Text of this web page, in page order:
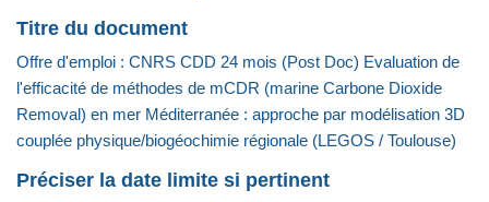
Titre du document
Offre d'emploi : CNRS CDD 24 mois (Post Doc) Evaluation de
l'efficacité de méthodes de mCDR (marine Carbone Dioxide
Removal) en mer Méditerranée : approche par modélisation 3D
couplée physique/biogéochimie régionale (LEGOS / Toulouse)
Préciser la date limite si pertinent